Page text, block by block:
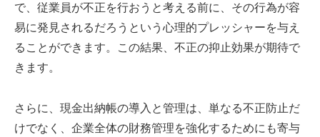
で、従業員が不正を行おうと考える前に、その行為が容
易に発見されるだろうという心理的プレッシャーを与え
ることができます。この結果、不正の抑止効果が期待で
きます。
さらに、現金出納帳の導入と管理は、単なる不正防止だ
けでなく、企業全体の財務管理を強化するためにも寄与